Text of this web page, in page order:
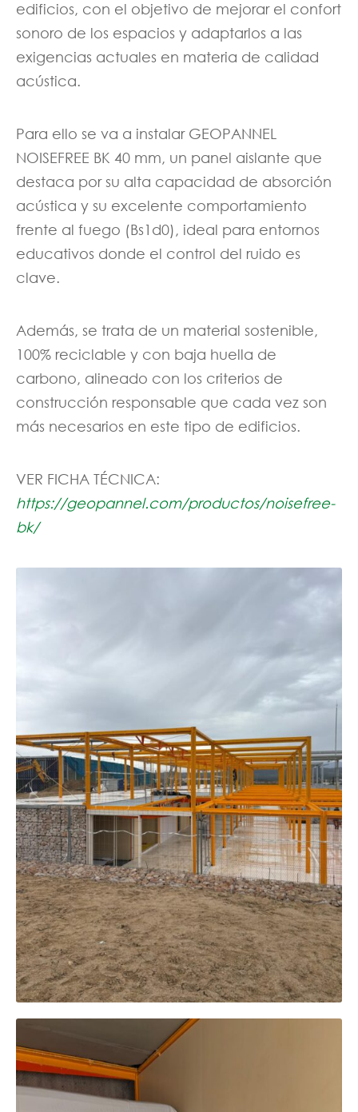
NOSOTROS
PRODUCTOS
AUTOMOTIVE
TIENDA
NOTICIAS
CONTACTO
edificios, con el objetivo de mejorar el confort
sonoro de los espacios y adaptarlos a las
exigencias actuales en materia de calidad
acústica.
Para ello se va a instalar GEOPANNEL
NOISEFREE BK 40 mm, un panel aislante que
destaca por su alta capacidad de absorción
acústica y su excelente comportamiento
frente al fuego (Bs1d0), ideal para entornos
educativos donde el control del ruido es
clave.
Además, se trata de un material sostenible,
100% reciclable y con baja huella de
carbono, alineado con los criterios de
construcción responsable que cada vez son
más necesarios en este tipo de edificios.
VER FICHA TÉCNICA:
https://geopannel.com/productos/noisefree-
bk/